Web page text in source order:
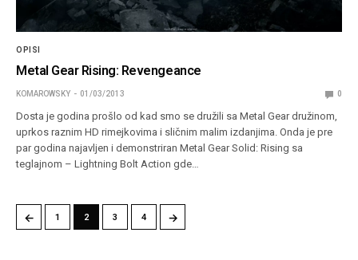
OPISI
Metal Gear Rising: Revengeance
KOMAROWSKY 01/03/2013 0
Dosta je godina prošlo od kad smo se družili sa Metal Gear družinom,
uprkos raznim HD rimejkovima i sličnim malim izdanjima. Onda je pre
par godina najavljen i demonstriran Metal Gear Solid: Rising sa
teglajnom – Lightning Bolt Action gde…
← 1 2 3 4 →